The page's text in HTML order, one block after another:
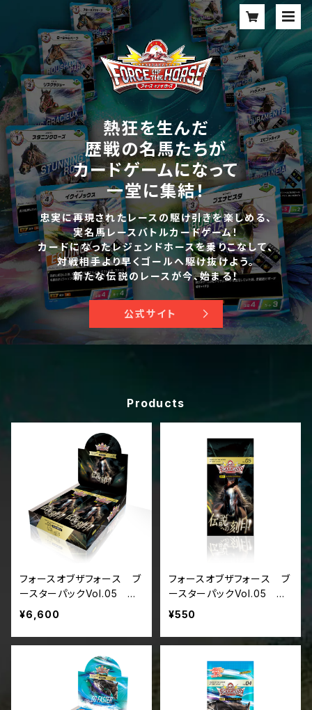
熱狂を生んだ
歴戦の名馬たちが
カードゲームになって
一堂に集結！
忠実に再現されたレースの駆け引きを楽しめる、
実名馬レースバトルカードゲーム！
カードになったレジェンドホースを乗りこなして、
対戦相手より早くゴールへ駆け抜けよう。
新たな伝説のレースが今、始まる！
公式サイト
Products
フォースオブザフォース ブ
ースターパックVol.05
『伝説への刻印』（ボックス
単位）
¥6,600
フォースオブザフォース ブ
ースターパックVol.05
『伝説への刻印』（パック単
¥550